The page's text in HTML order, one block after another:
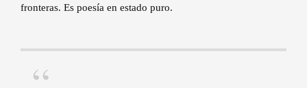
fronteras. Es poesía en estado puro.